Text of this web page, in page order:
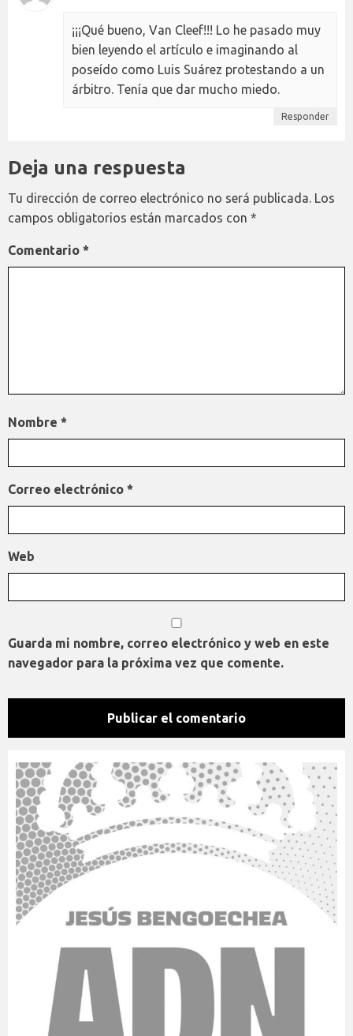
¡¡¡Qué bueno, Van Cleef!!! Lo he pasado muy
bien leyendo el artículo e imaginando al
poseído como Luis Suárez protestando a un
árbitro. Tenía que dar mucho miedo.
Responder
Deja una respuesta
Tu dirección de correo electrónico no será publicada. Los
campos obligatorios están marcados con *
Comentario *
Nombre *
Correo electrónico *
Web
Guarda mi nombre, correo electrónico y web en este
navegador para la próxima vez que comente.